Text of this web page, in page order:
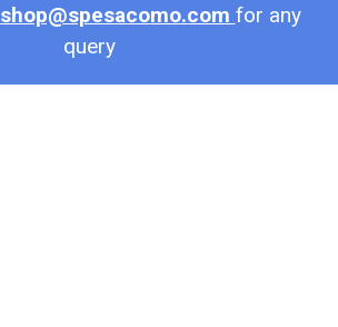
shop@spesacomo.com for any
query